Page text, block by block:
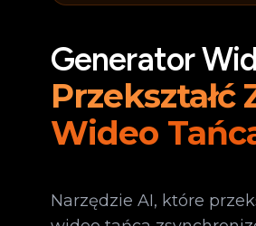
Generator
Wideo
Narzędzie AI, które